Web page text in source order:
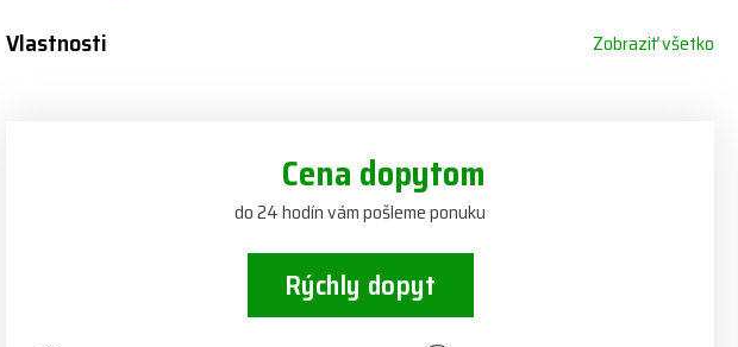
Vlastnosti Zobraziť všetko
Cena dopytom
do 24 hodín vám pošleme ponuku
Rýchly dopyt